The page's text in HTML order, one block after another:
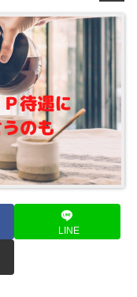
LINE